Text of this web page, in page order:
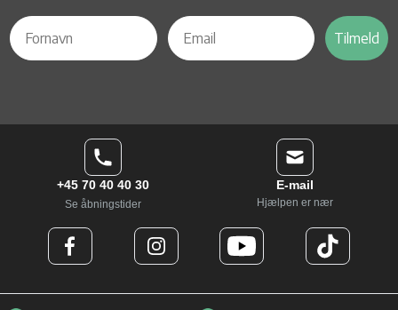
Tilmeld
+45 70 40 40 30
Se åbningstider
E-mail
Hjælpen er nær